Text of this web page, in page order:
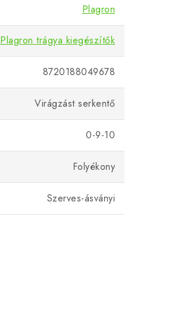
Plagron
Plagron trágya kiegészítők
8720188049678
Virágzást serkentő
0-9-10
Folyékony
Szerves-ásványi